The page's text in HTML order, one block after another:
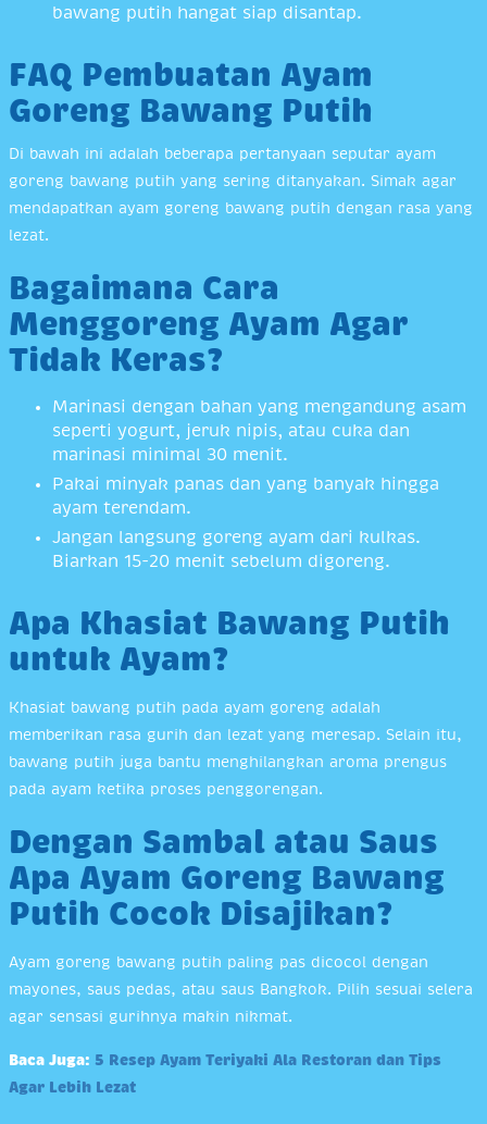
bawang putih hangat siap disantap.
FAQ Pembuatan Ayam
Goreng Bawang Putih
Di bawah ini adalah beberapa pertanyaan seputar ayam
goreng bawang putih yang sering ditanyakan. Simak agar
mendapatkan ayam goreng bawang putih dengan rasa yang
lezat.
Bagaimana Cara
Menggoreng Ayam Agar
Tidak Keras?
Marinasi dengan bahan yang mengandung asam
seperti yogurt, jeruk nipis, atau cuka dan
marinasi minimal 30 menit.
Pakai minyak panas dan yang banyak hingga
ayam terendam.
Jangan langsung goreng ayam dari kulkas.
Biarkan 15-20 menit sebelum digoreng.
Apa Khasiat Bawang Putih
untuk Ayam?
Khasiat bawang putih pada ayam goreng adalah
memberikan rasa gurih dan lezat yang meresap. Selain itu,
bawang putih juga bantu menghilangkan aroma prengus
pada ayam ketika proses penggorengan.
Dengan Sambal atau Saus
Apa Ayam Goreng Bawang
Putih Cocok Disajikan?
Ayam goreng bawang putih paling pas dicocol dengan
mayones, saus pedas, atau saus Bangkok. Pilih sesuai selera
agar sensasi gurihnya makin nikmat.
Baca Juga: 5 Resep Ayam Teriyaki Ala Restoran dan Tips
Agar Lebih Lezat